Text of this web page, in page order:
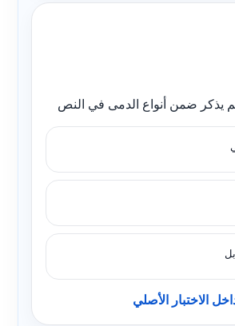
يذكر ضمن أنواع الدمى في النص
الاختبار الأصلي